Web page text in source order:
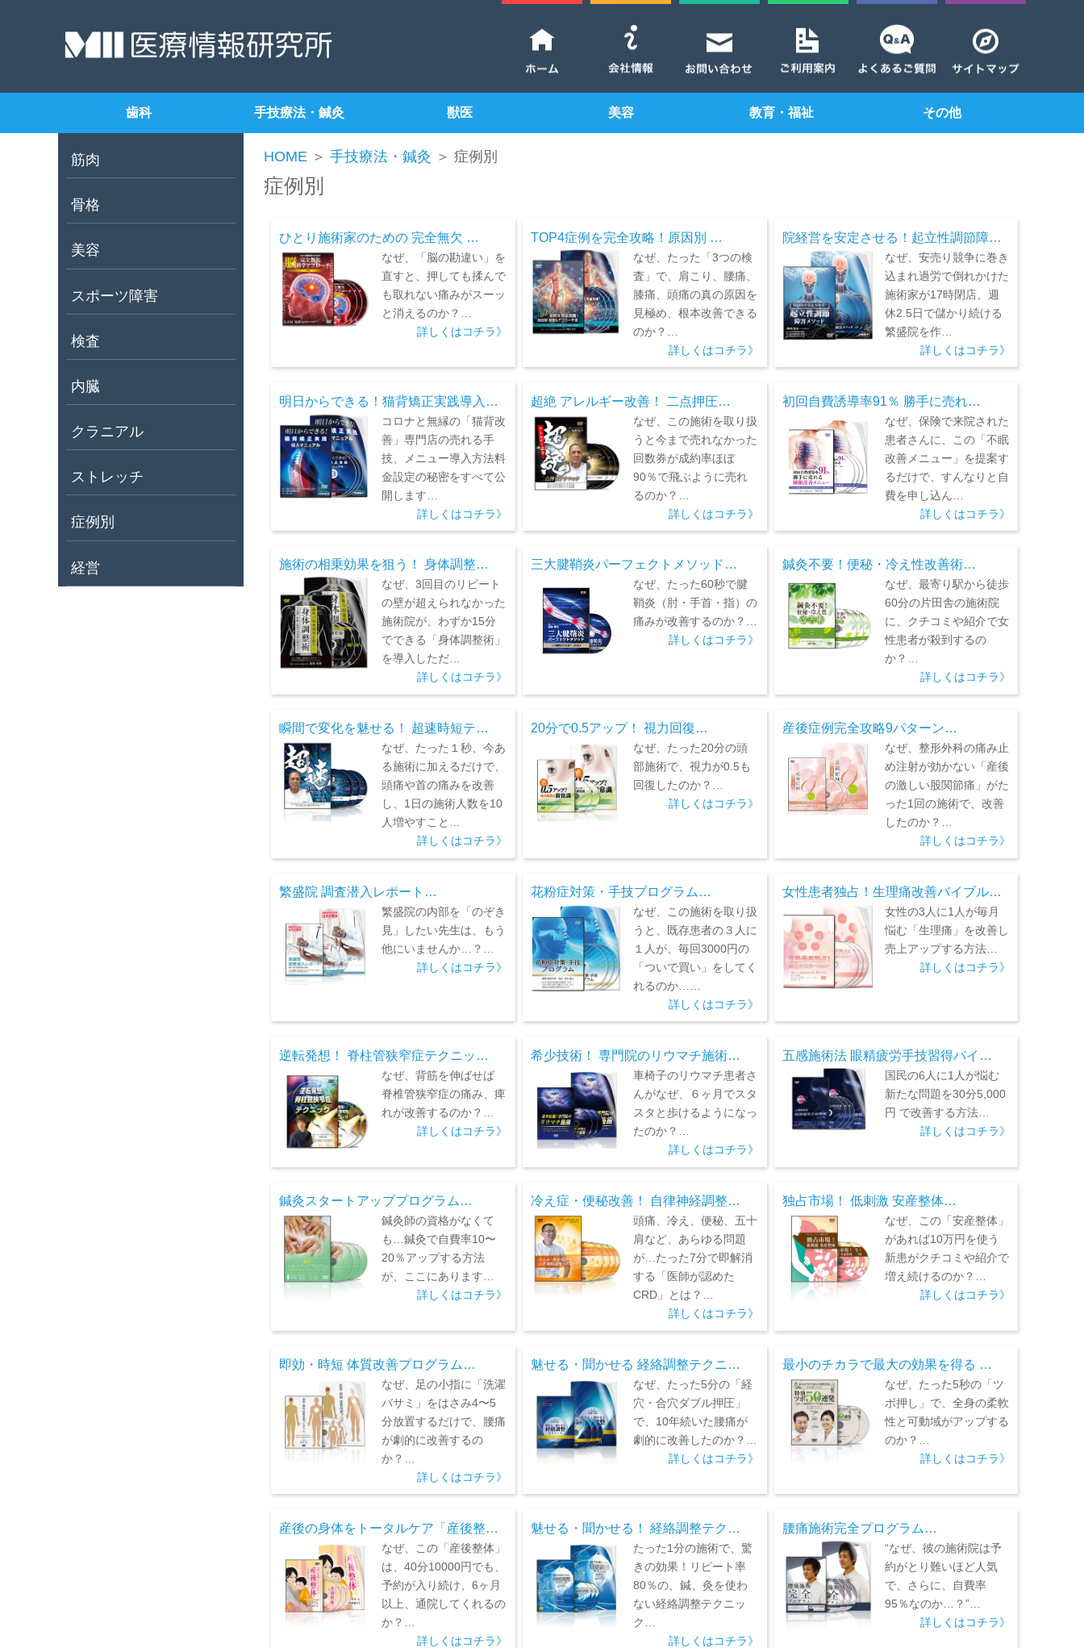
歯科 手技療法・鍼灸 獣医 美容 教育・福祉 その他
筋肉
骨格
美容
スポーツ障害
検査
内臓
クラニアル
ストレッチ
症例別
経営
HOME ＞ 手技療法・鍼灸 ＞ 症例別
症例別
ひとり施術家のための 完全無欠 …
なぜ、「脳の勘違い」を
直すと、押しても揉んで
も取れない痛みがスーッ
と消えるのか？…
詳しくはコチラ》
TOP4症例を完全攻略！原因別 …
なぜ、たった「3つの検
査」で、肩こり、腰痛、
膝痛、頭痛の真の原因を
見極め、根本改善できる
のか？…
詳しくはコチラ》
院経営を安定させる！起立性調節障…
なぜ、安売り競争に巻き
込まれ過労で倒れかけた
施術家が17時閉店、週
休2.5日で儲かり続ける
繁盛院を作…
詳しくはコチラ》
明日からできる！猫背矯正実践導入…
コロナと無縁の「猫背改
善」専門店の売れる手
技、メニュー導入方法料
金設定の秘密をすべて公
開します…
詳しくはコチラ》
超絶 アレルギー改善！ 二点押圧…
なぜ、この施術を取り扱
うと今まで売れなかった
回数券が成約率ほぼ
90％で飛ぶように売れ
るのか？…
詳しくはコチラ》
初回自費誘導率91％ 勝手に売れ…
なぜ、保険で来院された
患者さんに、この「不眠
改善メニュー」を提案す
るだけで、すんなりと自
費を申し込ん…
詳しくはコチラ》
施術の相乗効果を狙う！ 身体調整…
なぜ、3回目のリピート
の壁が超えられなかった
施術院が、わずか15分
でできる「身体調整術」
を導入しただ…
詳しくはコチラ》
三大腱鞘炎パーフェクトメソッド…
なぜ、たった60秒で腱
鞘炎（肘・手首・指）の
痛みが改善するのか？…
詳しくはコチラ》
鍼灸不要！便秘・冷え性改善術…
なぜ、最寄り駅から徒歩
60分の片田舎の施術院
に、クチコミや紹介で女
性患者が殺到するの
か？…
詳しくはコチラ》
瞬間で変化を魅せる！ 超速時短テ…
なぜ、たった１秒、今あ
る施術に加えるだけで、
頭痛や首の痛みを改善
し、1日の施術人数を10
人増やすこと…
詳しくはコチラ》
20分で0.5アップ！ 視力回復…
なぜ、たった20分の頭
部施術で、視力が0.5も
回復したのか？…
詳しくはコチラ》
産後症例完全攻略9パターン…
なぜ、整形外科の痛み止
め注射が効かない「産後
の激しい股関節痛」がた
った1回の施術で、改善
したのか？…
詳しくはコチラ》
繁盛院 調査潜入レポート…
繁盛院の内部を「のぞき
見」したい先生は、もう
他にいませんか…？…
詳しくはコチラ》
花粉症対策・手技プログラム…
なぜ、この施術を取り扱
うと、既存患者の３人に
１人が、毎回3000円の
「ついで買い」をしてく
れるのか……
詳しくはコチラ》
女性患者独占！生理痛改善バイブル…
女性の3人に1人が毎月
悩む「生理痛」を改善し
売上アップする方法…
詳しくはコチラ》
逆転発想！ 脊柱管狭窄症テクニッ…
なぜ、背筋を伸ばせば
脊椎管狭窄症の痛み、痺
れが改善するのか？…
詳しくはコチラ》
希少技術！ 専門院のリウマチ施術…
車椅子のリウマチ患者さ
んがなぜ、６ヶ月でスタ
スタと歩けるようになっ
たのか？…
詳しくはコチラ》
五感施術法 眼精疲労手技習得バイ…
国民の6人に1人が悩む
新たな問題を30分5,000
円 で改善する方法…
詳しくはコチラ》
鍼灸スタートアッププログラム…
鍼灸師の資格がなくて
も…鍼灸で自費率10〜
20％アップする方法
が、ここにあります…
詳しくはコチラ》
冷え症・便秘改善！ 自律神経調整…
頭痛、冷え、便秘、五十
肩など、あらゆる問題
が…たった7分で即解消
する「医師が認めた
CRD」とは？…
詳しくはコチラ》
独占市場！ 低刺激 安産整体…
なぜ、この「安産整体」
があれば10万円を使う
新患がクチコミや紹介で
増え続けるのか？…
詳しくはコチラ》
即効・時短 体質改善プログラム…
なぜ、足の小指に「洗濯
バサミ」をはさみ4〜5
分放置するだけで、腰痛
が劇的に改善するの
か？…
詳しくはコチラ》
魅せる・聞かせる 経絡調整テクニ…
なぜ、たった5分の「経
穴・合穴ダブル押圧」
で、10年続いた腰痛が
劇的に改善したのか？…
詳しくはコチラ》
最小のチカラで最大の効果を得る …
なぜ、たった5秒の「ツ
ボ押し」で、全身の柔軟
性と可動域がアップする
のか？…
詳しくはコチラ》
産後の身体をトータルケア「産後整…
なぜ、この「産後整体」
は、40分10000円でも、
予約が入り続け、6ヶ月
以上、通院してくれるの
か？…
詳しくはコチラ》
魅せる・聞かせる！ 経絡調整テク…
たった1分の施術で、驚
きの効果！リピート率
80％の、鍼、灸を使わ
ない経絡調整テクニッ
ク…
詳しくはコチラ》
腰痛施術完全プログラム…
“なぜ、彼の施術院は予
約がとり難いほど人気
で、さらに、自費率
95％なのか…？”…
詳しくはコチラ》